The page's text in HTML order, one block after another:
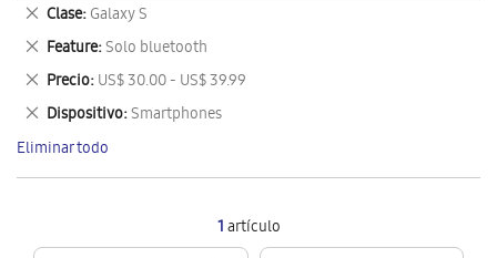
1artículo
Clase Galaxy S
Eliminar
este
artículo
Feature Solo bluetooth
Eliminar
este
artículo
Precio US$ 30.00 - US$ 39.99
Eliminar
este
artículo
Dispositivo Smartphones
Eliminar
este
artículo
Eliminar todo